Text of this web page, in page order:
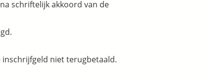
schriftelijk akkoord van de
niet terugbetaald.